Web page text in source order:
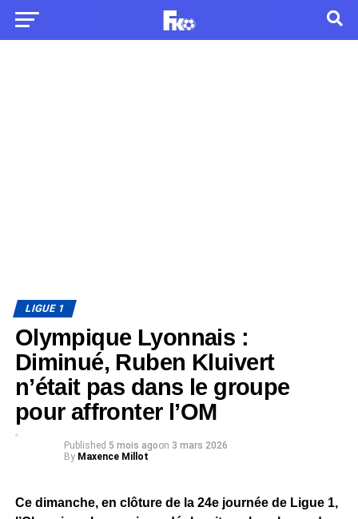
LIGUE 1
Olympique Lyonnais :
Diminué, Ruben Kluivert
n’était pas dans le groupe
pour affronter l’OM
Published 5 mois agoon 3 mars 2026
By Maxence Millot
Ce dimanche, en clôture de la 24e journée de Ligue 1,